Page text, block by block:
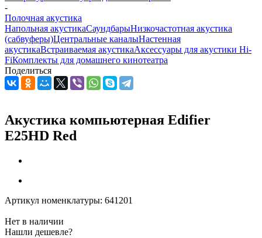
-
Полочная акустика
Напольная акустикаСаундбарыНизкочастотная акустика
(сабвуферы)Центральные каналыНастенная
акустикаВстраиваемая акустикаАксессуары для акустики Hi-
FiКомплекты для домашнего кинотеатра
Поделиться
Акустика компьютерная Edifier
E25HD Red
Артикул номенклатуры: 641201
Нет в наличии
Нашли дешевле?